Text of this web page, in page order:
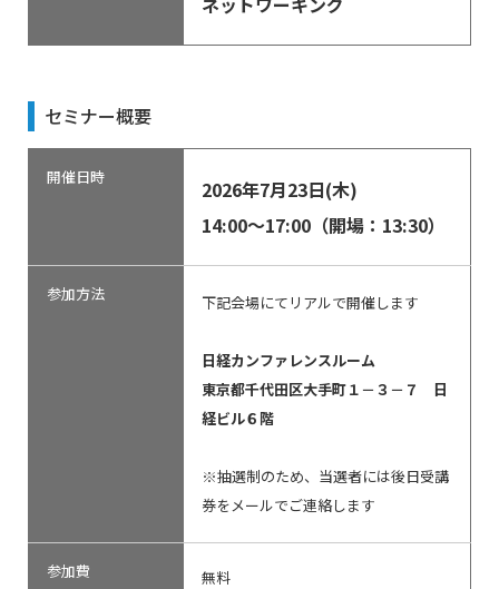
セミナー概要
開催日時
2026年7月23日(木)
14:00～17:00（開場：13:30）
参加方法 下記会場にてリアルで開催します
日経カンファレンスルーム
東京都千代田区大手町１－３－７ 日
経ビル６階
※抽選制のため、当選者には後日受講
券をメールでご連絡します
参加費 無料